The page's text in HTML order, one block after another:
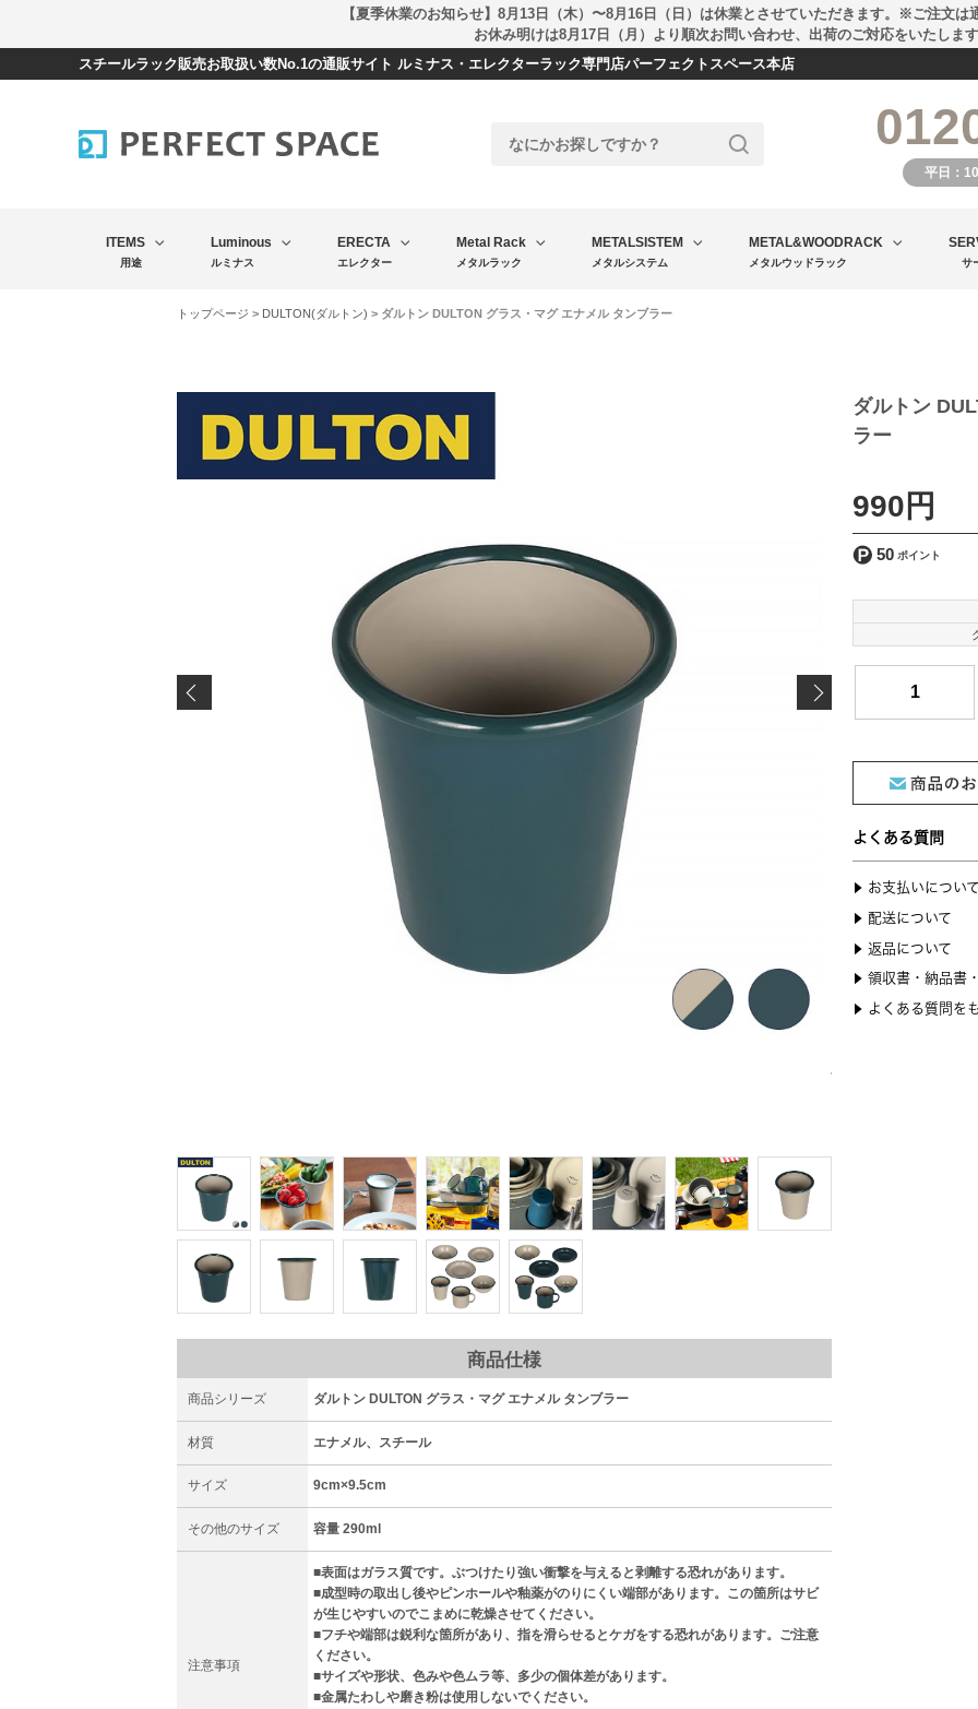
【夏季休業のお知らせ】8月13日（木）〜8月16日（日）は休業とさせていただきます。※ご注文は
お休み明けは8月17日（月）より順次お問い合わせ、出荷のご対応をいたします
スチールラック販売お取扱い数No.1の通販サイト ルミナス・エレクターラック専門店パーフェクトスペース本店
平日：
ITEMS
用途
Luminous
ルミナス
ERECTA
エレクター
Metal Rack
メタルラック
METALSISTEM
メタルシステム
METAL&WOODRACK
メタルウッドラック サ
トップページ > DULTON(ダルトン) > ダルトン DULTON グラス・マグ エナメル タンブラー
商品仕様
商品シリーズ ダルトン DULTON グラス・マグ エナメル タンブラー
材質 エナメル、スチール
サイズ 9cm×9.5cm
その他のサイズ 容量 290ml
注意事項
■表面はガラス質です。ぶつけたり強い衝撃を与えると剥離する恐れがあります。
■成型時の取出し後やピンホールや釉薬がのりにくい端部があります。この箇所はサビ
が生じやすいのでこまめに乾燥させてください。
■フチや端部は鋭利な箇所があり、指を滑らせるとケガをする恐れがあります。ご注意
ください。
■サイズや形状、色みや色ムラ等、多少の個体差があります。
■金属たわしや磨き粉は使用しないでください。
ダルトン
ラー
990円
50